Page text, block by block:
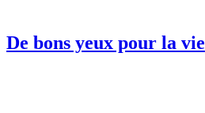
De bons yeux pour la vie